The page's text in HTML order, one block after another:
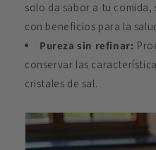
solo da sabor a tu
con beneficios para la
Pureza sin refinar:
conservar las
cristales de sal.